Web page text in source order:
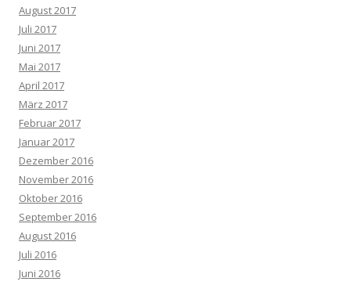
August 2017
Juli 2017
Juni 2017
Mai 2017
April 2017
März 2017
Februar 2017
Januar 2017
Dezember 2016
November 2016
Oktober 2016
September 2016
August 2016
Juli 2016
Juni 2016